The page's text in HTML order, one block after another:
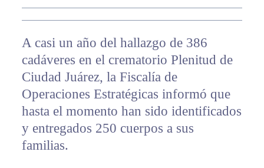
A casi un año del hallazgo de 386
cadáveres en el crematorio Plenitud de
Ciudad Juárez, la Fiscalía de
Operaciones Estratégicas informó que
hasta el momento han sido identificados
y entregados 250 cuerpos a sus
familias.